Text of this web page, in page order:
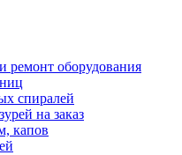
ремонт оборудования
спиралей
на заказ
капов